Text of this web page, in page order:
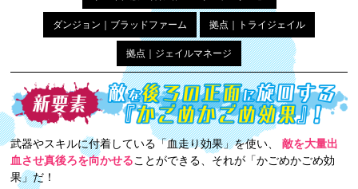
ダンジョン｜ブラッドファーム 拠点｜トライジェイル
拠点｜ジェイルマネージ
武器やスキルに付着している「血走り効果」を使い、敵を大量出
血させ真後ろを向かせることができる、それが「かごめかごめ効
果」だ！